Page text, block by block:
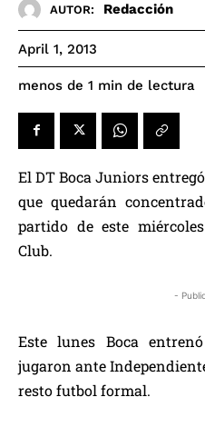
AUTOR: Redacción
April 1, 2013
menos de 1 min de lectura
El DT Boca Juniors
que quedarán
partido de este
Club.
-
Este lunes Boca
jugaron ante
resto futbol formal.